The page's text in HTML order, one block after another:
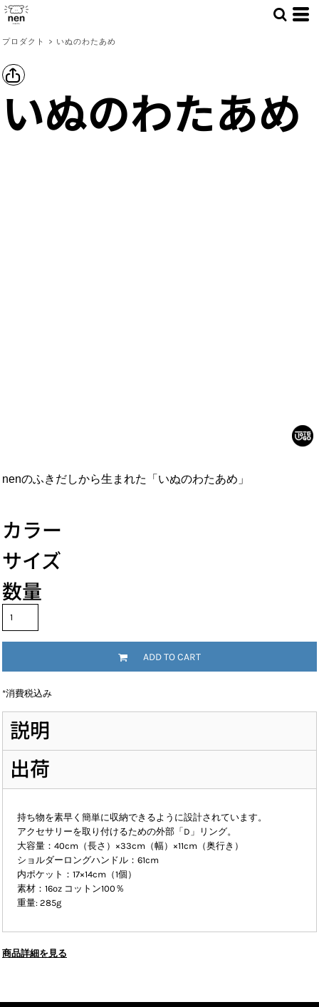
プロダクト > いぬのわたあめ
いぬのわたあめ
nenのふきだしから生まれた「いぬのわたあめ」
カラー
サイズ
数量
ADD TO CART
*消費税込み
説明
出荷
持ち物を素早く簡単に収納できるように設計されています。
アクセサリーを取り付けるための外部「D」リング。
大容量：40cm（長さ）×33cm（幅）×11cm（奥行き）
ショルダーロングハンドル：61cm
内ポケット：17×14cm（1個）
素材：16oz コットン100％
重量: 285g
商品詳細を見る